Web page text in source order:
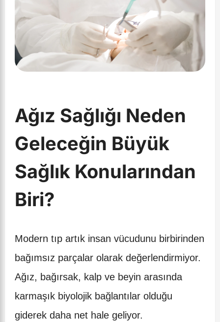
Ağız Sağlığı Neden
Geleceğin Büyük
Sağlık Konularından
Biri?
Modern tıp artık insan vücudunu birbirinden
bağımsız parçalar olarak değerlendirmiyor.
Ağız, bağırsak, kalp ve beyin arasında
karmaşık biyolojik bağlantılar olduğu
giderek daha net hale geliyor.